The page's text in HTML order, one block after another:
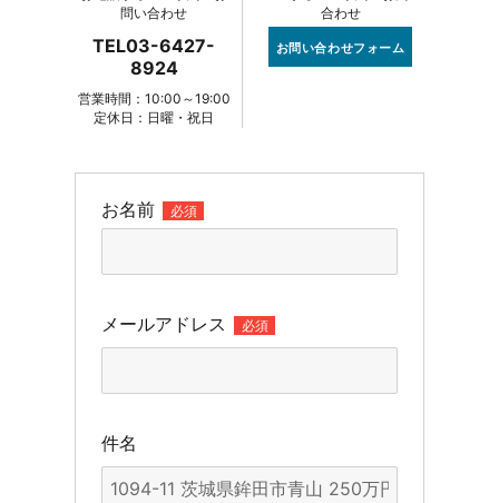
問い合わせ
TEL03-6427-
8924
営業時間：10:00～19:00
定休日：日曜・祝日
合わせ
お問い合わせフォーム
お名前 必須
メールアドレス 必須
件名